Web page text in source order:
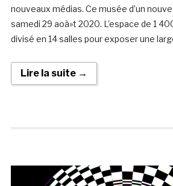
nouveaux médias. Ce musée d’un
samedi 29 aoà»t 2020. L’espace de 1
divisé en 14 salles pour exposer une
Lire la suite →